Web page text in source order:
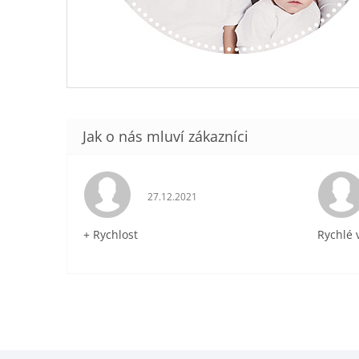
Hodnocení obchodu je 5 z 5 hvězdiček.
27.12.2021
+ Rychlost Rychlé